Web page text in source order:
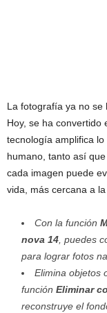
La fotografía ya no se
Hoy, se ha convertido
tecnología amplifica
humano, tanto así
cada imagen puede
vida, más cercana a
Con la función
nova 14, puedes
para lograr fotos
Elimina objetos
función Eliminar
reconstruye el